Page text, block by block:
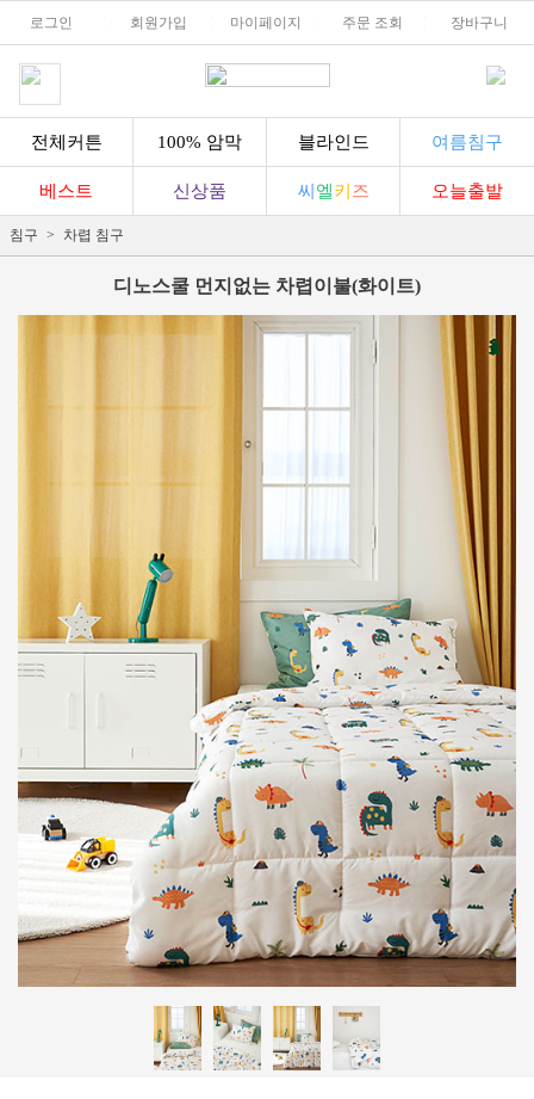
로그인 회원가입 마이페이지 주문 조회 장바구니
전체커튼 100% 암막 블라인드 여름침구
베스트 신상품 씨 엘키 즈 오늘출발
침구 차렵 침구
디노스쿨 먼지없는 차렵이불(화이트)